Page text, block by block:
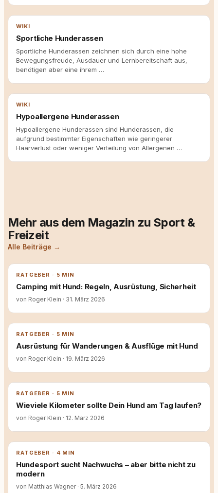
WIKI
Sportliche Hunderassen
Sportliche Hunderassen zeichnen sich durch eine hohe
Bewegungsfreude, Ausdauer und Lernbereitschaft aus,
benötigen aber eine ihrem …
WIKI
Hypoallergene Hunderassen
Hypoallergene Hunderassen sind Hunderassen, die
aufgrund bestimmter Eigenschaften wie geringerer
Haarverlust oder weniger Verteilung von Allergenen …
Mehr aus dem Magazin zu Sport &
Freizeit
Alle Beiträge →
RATGEBER · 5 MIN
Camping mit Hund: Regeln, Ausrüstung, Sicherheit
von Roger Klein · 31. März 2026
RATGEBER · 5 MIN
Ausrüstung für Wanderungen & Ausflüge mit Hund
von Roger Klein · 19. März 2026
RATGEBER · 5 MIN
Wieviele Kilometer sollte Dein Hund am Tag laufen?
von Roger Klein · 12. März 2026
RATGEBER · 4 MIN
Hundesport sucht Nachwuchs – aber bitte nicht zu
modern
von Matthias Wagner · 5. März 2026